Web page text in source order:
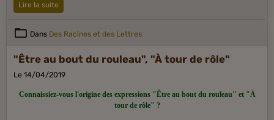
Lire la suite
Dans Des Racines et des Lettres
"Être au bout du rouleau", "À tour de rôle"
Le 14/04/2019
Connaissiez-vous l'origine des expressions "Être au bout du rouleau" et "À
tour de rôle" ?